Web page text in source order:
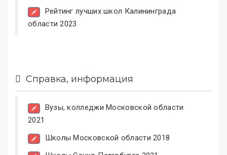
Рейтинг лучших школ Калининграда
области 2023
Справка, информация
Вузы, колледжи Московской области
2021
Школы Московской области 2018